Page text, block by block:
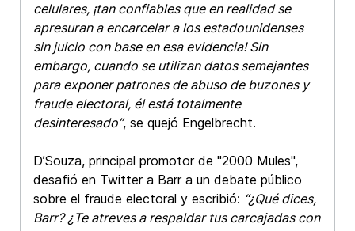
celulares, ¡tan confiables que en realidad se
apresuran a encarcelar a los estadounidenses
sin juicio con base en esa evidencia! Sin
embargo, cuando se utilizan datos semejantes
para exponer patrones de abuso de buzones y
fraude electoral, él está totalmente
desinteresado”, se quejó Engelbrecht.
D’Souza, principal promotor de "2000 Mules",
desafió en Twitter a Barr a un debate público
sobre el fraude electoral y escribió: “¿Qué dices,
Barr? ¿Te atreves a respaldar tus carcajadas con